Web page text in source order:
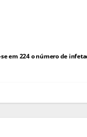
em 224 o número de